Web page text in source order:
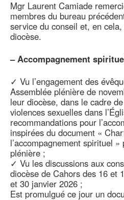
Mgr Laurent Camiade
membres du bureau
service du conseil et, en
diocèse.
– Accompagnement
✓ Vu l’engagement des
Assemblée plénière de
leur diocèse, dans le cadre
violences sexuelles dans
recommandations pour
inspirées du document «
l’accompagnement spirituel »
plénière ;
✓ Vu les discussions aux
diocèse de Cahors des 16 et
et 30 janvier 2026 ;
Est promulgué ce jour un